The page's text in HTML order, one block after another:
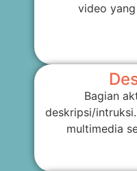
video
Bagian
deskripsi/
multimedia